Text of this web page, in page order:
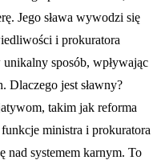
Jego sława wywodzi się
i prokuratora
unikalny sposób, wpływając
Dlaczego jest sławny?
takim jak reforma
ministra i prokuratora
nad systemem karnym. To